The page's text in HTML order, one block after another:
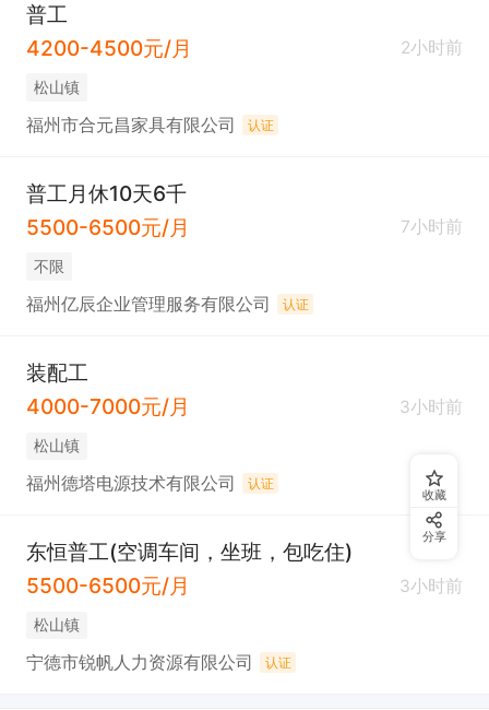
普工
4200-4500元/月
2小时前
松山镇
福州市合元昌家具有限公司 认证
普工月休10天6千
5500-6500元/月
7小时前
不限
福州亿辰企业管理服务有限公司 认证
装配工
4000-7000元/月
3小时前
松山镇
福州德塔电源技术有限公司 认证
东恒普工(空调车间，坐班，包吃住)
5500-6500元/月
3小时前
松山镇
宁德市锐帆人力资源有限公司 认证
收藏
分享